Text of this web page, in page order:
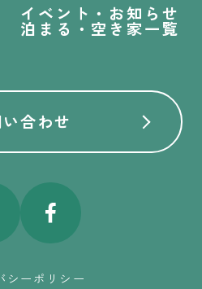
イベント・お知らせ
泊まる・空き家一覧
合わせ
シーポリシー